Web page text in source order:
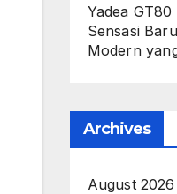
Yadea
Sensasi
Modern
Archives
August 2026